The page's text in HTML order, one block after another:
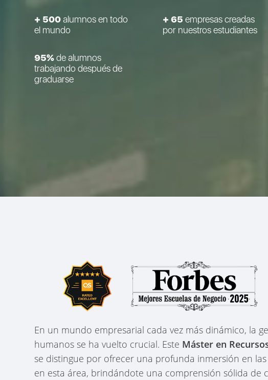
+ 500alumnos en todo
el mundo
+ 65empresas creadas
por nuestros estudiantes
95%de alumnos
trabajando después de
graduarse
En un mundo empresarial cada vez más dinámico, la
humanos se ha vuelto crucial. Este Máster en
se distingue por ofrecer una profunda inmersión en
en esta área, brindándote una comprensión sólida de